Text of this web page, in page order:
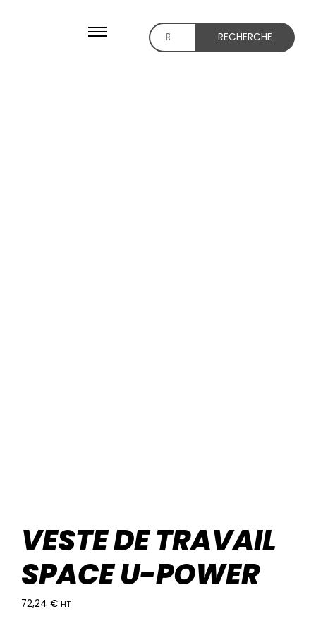
Recherche
RECHERCHE
VESTE DE TRAVAIL
SPACE U-POWER
72,24 € HT